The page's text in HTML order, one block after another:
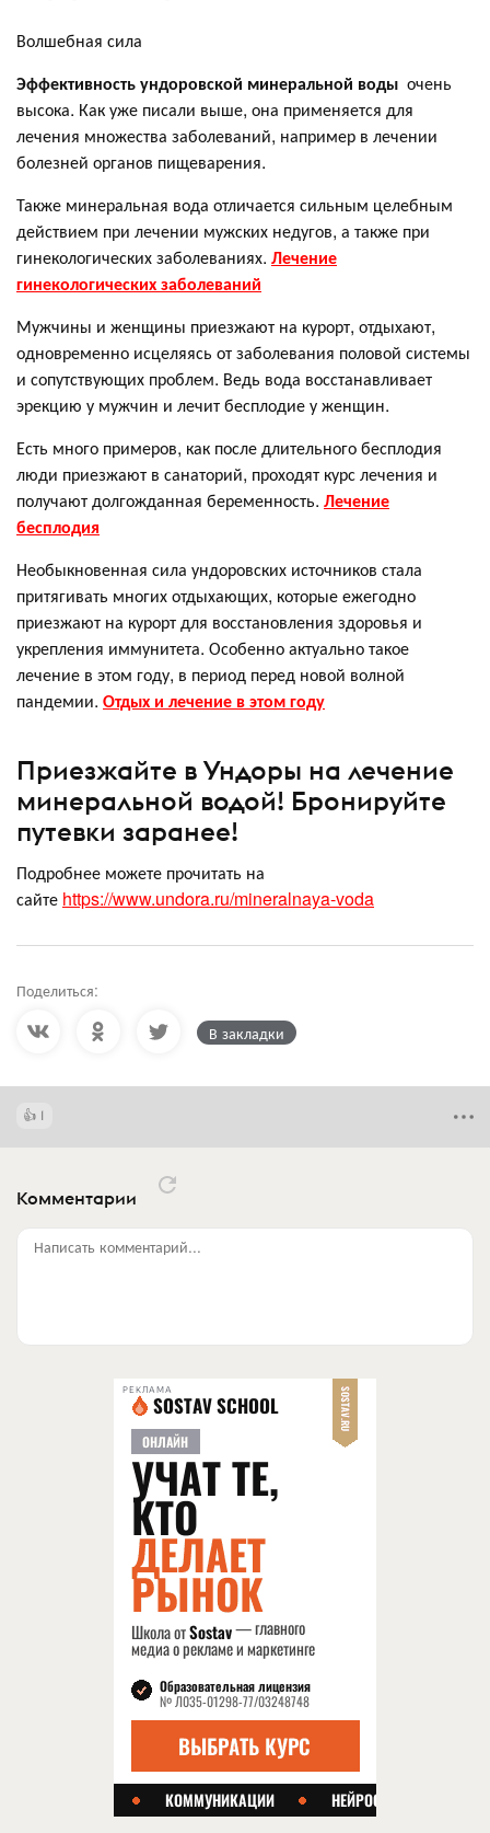
Волшебная сила
Эффективность ундоровской минеральной воды очень
высока. Как уже писали выше, она применяется для
лечения множества заболеваний, например в лечении
болезней органов пищеварения.
Также минеральная вода отличается сильным целебным
действием при лечении мужских недугов, а также при
гинекологических заболеваниях. Лечение
гинекологических заболеваний
Мужчины и женщины приезжают на курорт, отдыхают,
одновременно исцеляясь от заболевания половой системы
и сопутствующих проблем. Ведь вода восстанавливает
эрекцию у мужчин и лечит бесплодие у женщин.
Есть много примеров, как после длительного бесплодия
люди приезжают в санаторий, проходят курс лечения и
получают долгожданная беременность. Лечение
бесплодия
Необыкновенная сила ундоровских источников стала
притягивать многих отдыхающих, которые ежегодно
приезжают на курорт для восстановления здоровья и
укрепления иммунитета. Особенно актуально такое
лечение в этом году, в период перед новой волной
пандемии. Отдых и лечение в этом году
Приезжайте в Ундоры на лечение
минеральной водой! Бронируйте
путевки заранее!
Подробнее можете прочитать на
сайте https://www.undora.ru/mineralnaya-voda
Поделиться:
В закладки
1
Комментарии
Написать комментарий...
РЕКЛАМА